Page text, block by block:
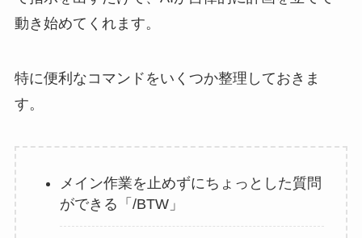
動き始めてくれます。
特に便利なコマンドをいくつか整理しておきま
す。
メイン作業を止めずにちょっとした質問
ができる「/BTW」